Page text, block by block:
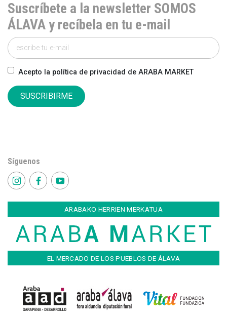
Suscríbete a la newsletter SOMOS
ÁLAVA y recíbela en tu e-mail
Acepto la política de privacidad de ARABA MARKET
SUSCRIBIRME
Síguenos
ARABAKO HERRIEN MERKATUA
EL MERCADO DE LOS PUEBLOS DE ÁLAVA